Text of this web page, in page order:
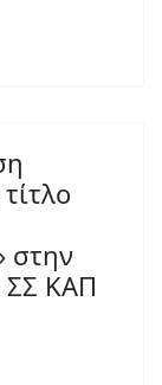
στην
ΣΣ ΚΑΠ